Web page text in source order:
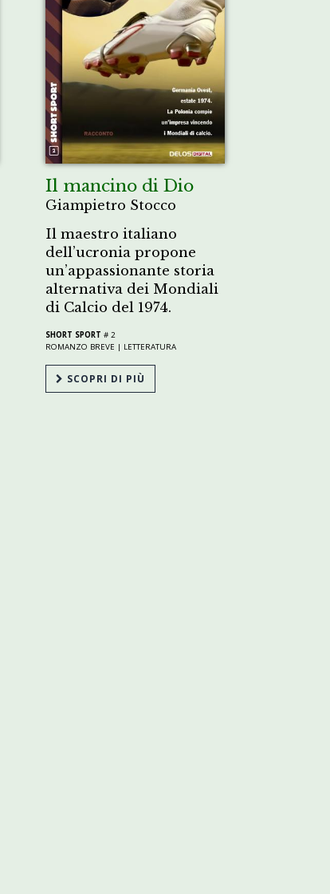
Il mancino di Dio
Giampietro Stocco
Il maestro italiano
dell’ucronia propone
un’appassionante storia
alternativa dei Mondiali
di Calcio del 1974.
SHORT SPORT # 2
ROMANZO BREVE | LETTERATURA
SCOPRI DI PIÙ